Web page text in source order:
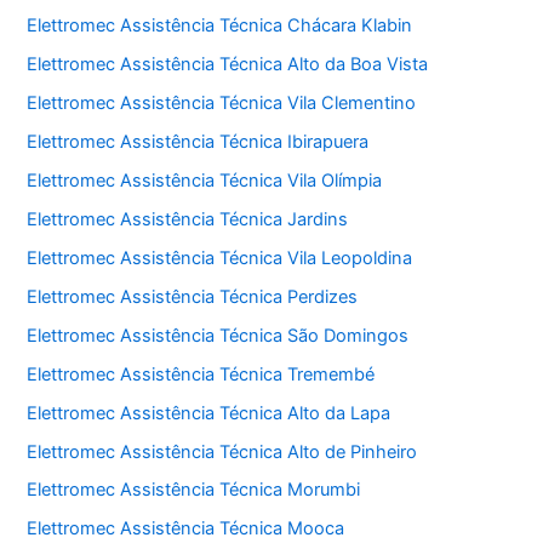
Elettromec Assistência Técnica Chácara Klabin
Elettromec Assistência Técnica Alto da Boa Vista
Elettromec Assistência Técnica Vila Clementino
Elettromec Assistência Técnica Ibirapuera
Elettromec Assistência Técnica Vila Olímpia
Elettromec Assistência Técnica Jardins
Elettromec Assistência Técnica Vila Leopoldina
Elettromec Assistência Técnica Perdizes
Elettromec Assistência Técnica São Domingos
Elettromec Assistência Técnica Tremembé
Elettromec Assistência Técnica Alto da Lapa
Elettromec Assistência Técnica Alto de Pinheiro
Elettromec Assistência Técnica Morumbi
Elettromec Assistência Técnica Mooca